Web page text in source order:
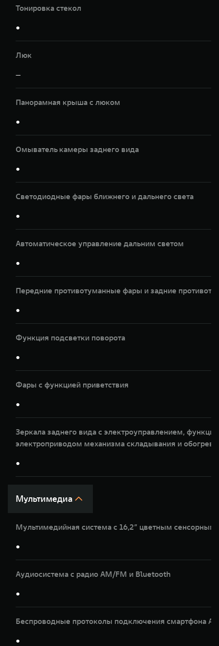
Тонировка стекол
●
Люк
—
Панорамная крыша с люком
●
Омыватель камеры заднего вида
●
Светодиодные фары ближнего и дальнего света
●
Автоматическое управление дальним светом
●
Передние противотуманные фары и задние
●
Функция подсветки поворота
●
Фары с функцией приветствия
●
Зеркала заднего вида с электроуправлением,
электроприводом механизма складывания и
●
Мультимедиа
Мультимедийная система с 16,2” цветным сенсорным
●
Аудиосистема с радио AM/FM и Bluetooth
●
Беспроводные протоколы подключения смартфона
●